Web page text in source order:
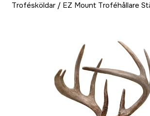
Trofésköldar/ EZ Mount Troféhållare